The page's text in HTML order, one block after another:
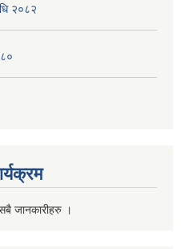
२०८२
सबै जानकारीहरु ।